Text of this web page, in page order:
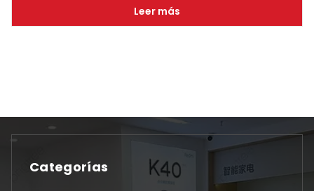
Leer más
Categorías